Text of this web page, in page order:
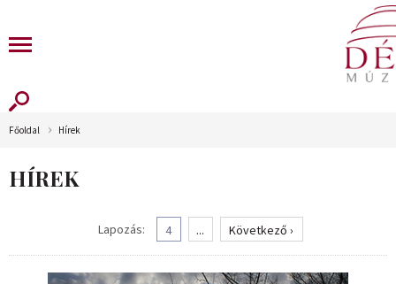
Főoldal Hírek
HÍREK
Lapozás: 4 ... Következő ›